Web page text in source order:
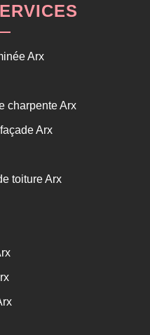
Arx
charpente Arx
Arx
toiture Arx